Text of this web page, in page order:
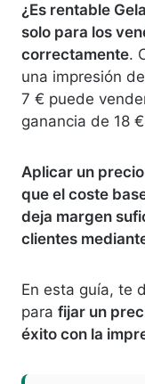
¿Es rentable
solo para los
correctamente.
una impresión
7 € puede
ganancia de 18
Aplicar un
que el coste
deja margen
clientes
En esta guía, te
para fijar un
éxito con la